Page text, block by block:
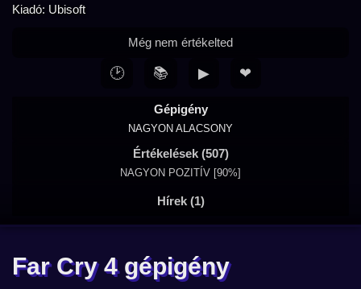
Kiadó: Ubisoft
Gépigény
NAGYON ALACSONY
Értékelések (507)
NAGYON POZITÍV [90%]
Hírek (1)
Még nem értékelted
🕑 📚 ▶ ❤
Far Cry 4 gépigény